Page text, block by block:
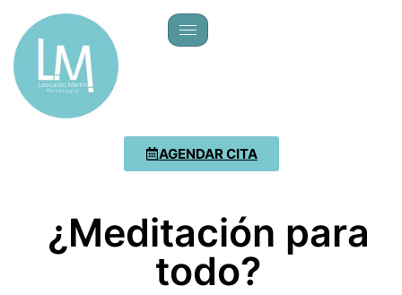
AGENDAR CITA
¿Meditación para
todo?